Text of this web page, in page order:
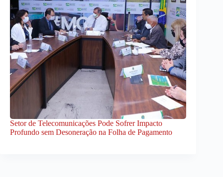
Setor de Telecomunicações Pode Sofrer Impacto
Profundo sem Desoneração na Folha de Pagamento